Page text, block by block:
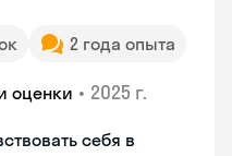
2 года опыта
оценки • 2025 г.
себя в